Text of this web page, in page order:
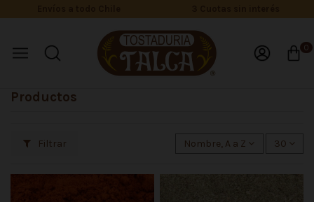
0
Productos
Filtrar Nombre, A a Z 30